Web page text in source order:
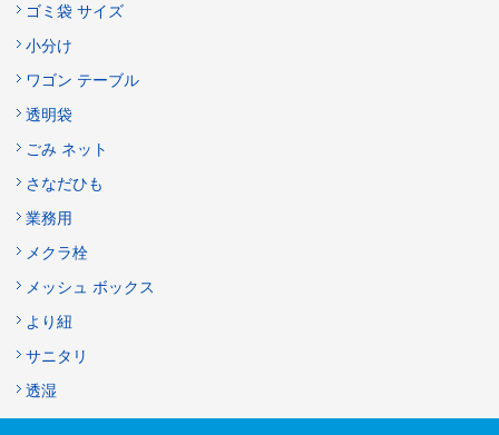
ゴミ袋 サイズ
小分け
ワゴン テーブル
透明袋
ごみ ネット
さなだひも
業務用
メクラ栓
メッシュ ボックス
より紐
サニタリ
透湿